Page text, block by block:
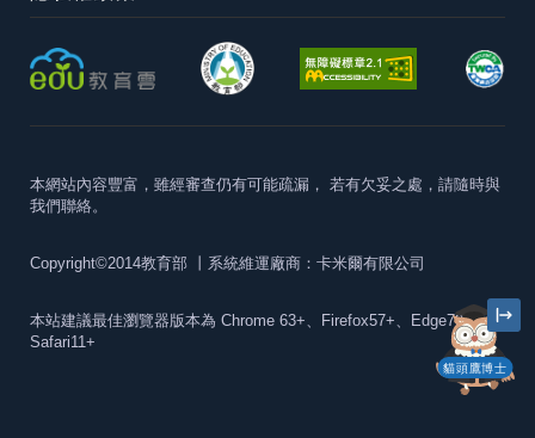
貓頭鷹博士
本網站內容豐富，雖經審查仍有可能疏漏， 若有欠妥之處，請隨時與
我們聯絡。
Copyright©2014教育部 丨系統維運廠商：卡米爾有限公司
本站建議最佳瀏覽器版本為 Chrome 63+、Firefox57+、Edge79+及
Safari11+